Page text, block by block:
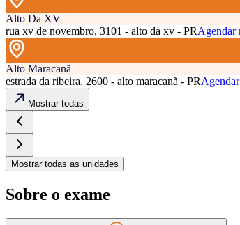
Alto Da XV
rua xv de novembro, 3101 - alto da xv - PRAgendar
Alto Maracanã
estrada da ribeira, 2600 - alto maracanã - PR
Mostrar todas
Mostrar todas as unidades
Sobre o exame